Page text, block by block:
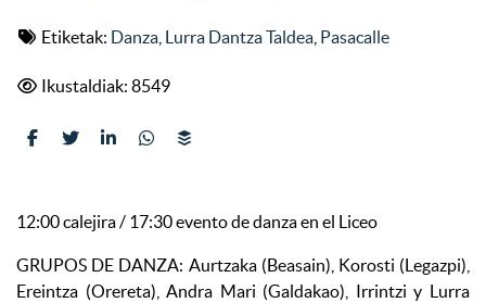
Etiketak: Danza Lurra Dantza Taldea Pasacalle
Ikustaldiak: 8549
12:00 calejira / 17:30 evento de danza en el Liceo
GRUPOS DE DANZA: Aurtzaka (Beasain), Korosti (Legazpi),
Ereintza (Orereta), Andra Mari (Galdakao), Irrintzi y Lurra